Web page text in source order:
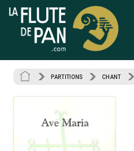
PARTITIONS CHANT